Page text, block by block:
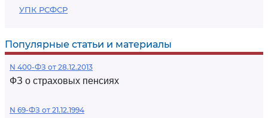
УПК РСФСР
Популярные статьи и материалы
N 400-ФЗ от 28.12.2013
ФЗ о страховых пенсиях
N 69-ФЗ от 21.12.1994